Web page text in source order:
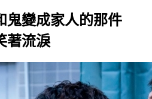
鬼變成家人的那件
著流淚